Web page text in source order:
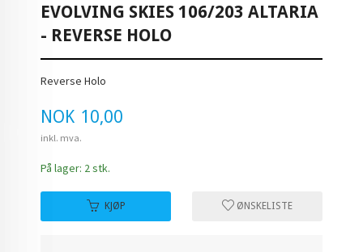
EVOLVING SKIES 106/203 ALTARIA
- REVERSE HOLO
Reverse Holo
Pris
NOK 10,00
inkl. mva.
På lager: 2 stk.
KJØP ØNSKELISTE